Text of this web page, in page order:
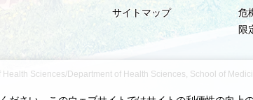
サイトマップ
危
限
Sciences/Department of Health Sciences, School of